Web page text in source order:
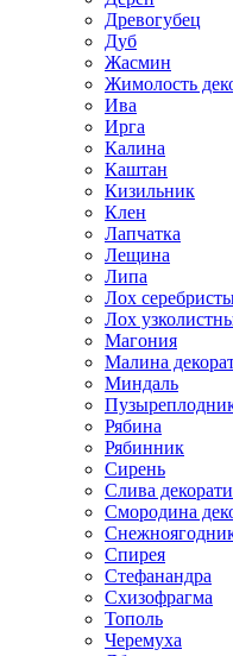
Древогубец
Дуб
Жасмин
Жимолость
Ива
Ирга
Калина
Каштан
Кизильник
Клен
Лапчатка
Лещина
Липа
Лох
Лох
Магония
Малина
Миндаль
Рябина
Рябинник
Сирень
Слива
Смородина
Спирея
Стефанандра
Схизофрагма
Тополь
Черемуха